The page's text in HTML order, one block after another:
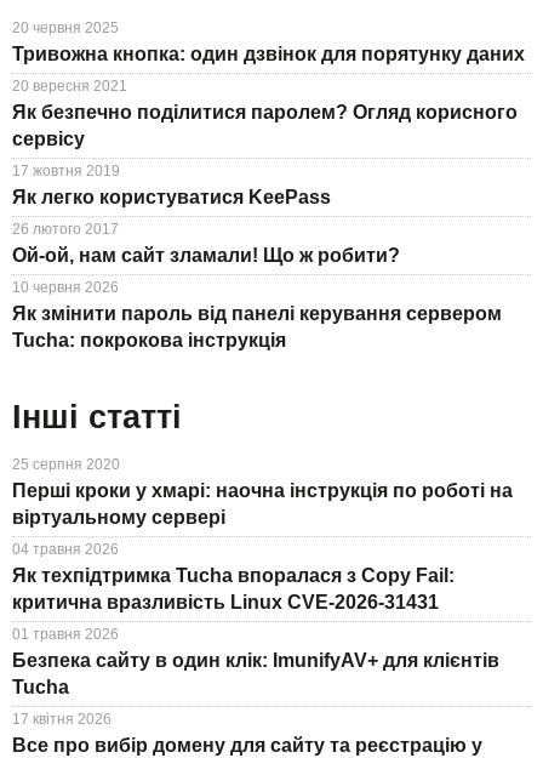
20 червня 2025
Тривожна кнопка: один дзвінок для порятунку даних
20 вересня 2021
Як безпечно поділитися паролем? Огляд корисного
сервісу
17 жовтня 2019
Як легко користуватися KeePass
26 лютого 2017
Ой-ой, нам сайт зламали! Що ж робити?
10 червня 2026
Як змінити пароль від панелі керування сервером
Tucha: покрокова інструкція
Інші статті
25 серпня 2020
Перші кроки у хмарі: наочна інструкція по роботі на
віртуальному сервері
04 травня 2026
Як техпідтримка Tucha впоралася з Copy Fail:
критична вразливість Linux CVE-2026-31431
01 травня 2026
Безпека сайту в один клік: ImunifyAV+ для клієнтів
Tucha
17 квітня 2026
Все про вибір домену для сайту та реєстрацію у